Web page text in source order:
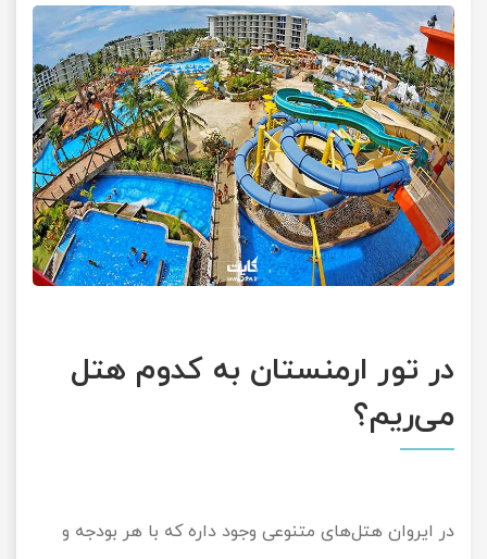
در تور ارمنستان به کدوم هتل
می‌ریم؟
در ایروان هتل‌های متنوعی وجود داره که با هر بودجه و